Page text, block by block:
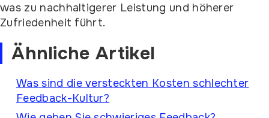
was zu nachhaltigerer Leistung und höherer
Zufriedenheit führt.
Ähnliche Artikel
Was sind die versteckten Kosten schlechter
Feedback-Kultur?